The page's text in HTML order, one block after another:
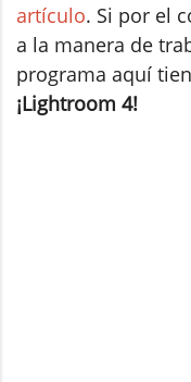
artículo. Si por el
a la manera de
programa aquí
¡Lightroom 4!